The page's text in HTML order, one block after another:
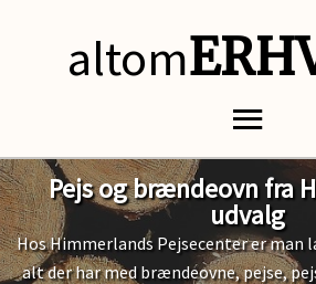
altom
Pejs og brændeovn fra
udvalg
Hos Himmerlands Pejsecenter er man
alt der har med brændeovne, pejse,